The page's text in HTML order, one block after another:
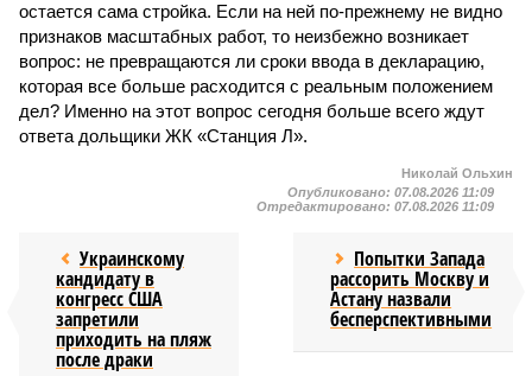
остается сама стройка. Если на ней по-прежнему не видно
признаков масштабных работ, то неизбежно возникает
вопрос: не превращаются ли сроки ввода в декларацию,
которая все больше расходится с реальным положением
дел? Именно на этот вопрос сегодня больше всего ждут
ответа дольщики ЖК «Станция Л».
Николай Ольхин
Опубликовано: 07.08.2026 11:09
Отредактировано: 07.08.2026 11:09
Украинскому
кандидату в
конгресс США
запретили
приходить на пляж
после драки
Попытки Запада
рассорить Москву и
Астану назвали
бесперспективными